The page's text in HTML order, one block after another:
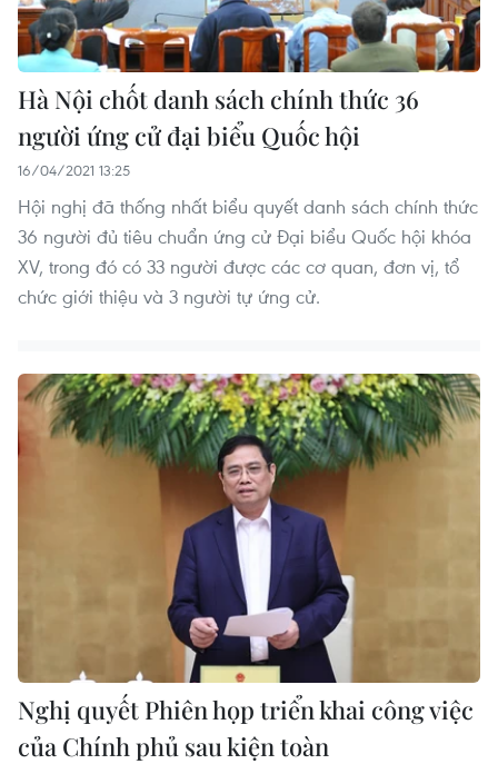
Hà Nội chốt danh sách chính thức 36
người ứng cử đại biểu Quốc hội
16/04/2021 13:25
Hội nghị đã thống nhất biểu quyết danh sách chính thức
36 người đủ tiêu chuẩn ứng cử Đại biểu Quốc hội khóa
XV, trong đó có 33 người được các cơ quan, đơn vị, tổ
chức giới thiệu và 3 người tự ứng cử.
Nghị quyết Phiên họp triển khai công việc
của Chính phủ sau kiện toàn